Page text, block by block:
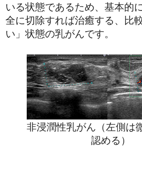
いる状態であるため、基本的
全に切除すれば治癒する、比
い」状態の乳がんです。
非浸潤性乳がん（左側は
認める）